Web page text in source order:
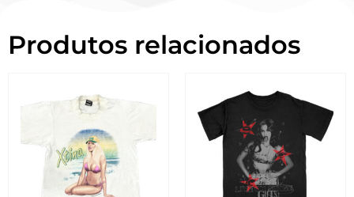
Produtos relacionados